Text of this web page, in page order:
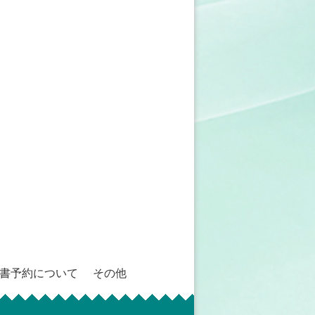
予約について その他